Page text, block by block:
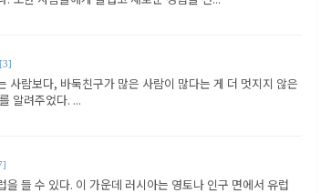
[3]
사람보다, 바둑친구가 많은 사람이 많다는 게 더 멋지지 않은
알려주었다. ...
들 수 있다. 이 가운데 러시아는 영토나 인구 면에서 유럽